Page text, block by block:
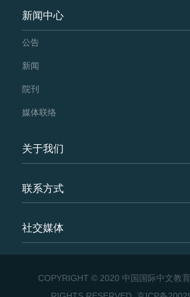
新闻中心
公告
新闻
院刊
媒体联络
关于我们
联系方式
社交媒体
COPYRIGHT © 2020 中国国际中文教